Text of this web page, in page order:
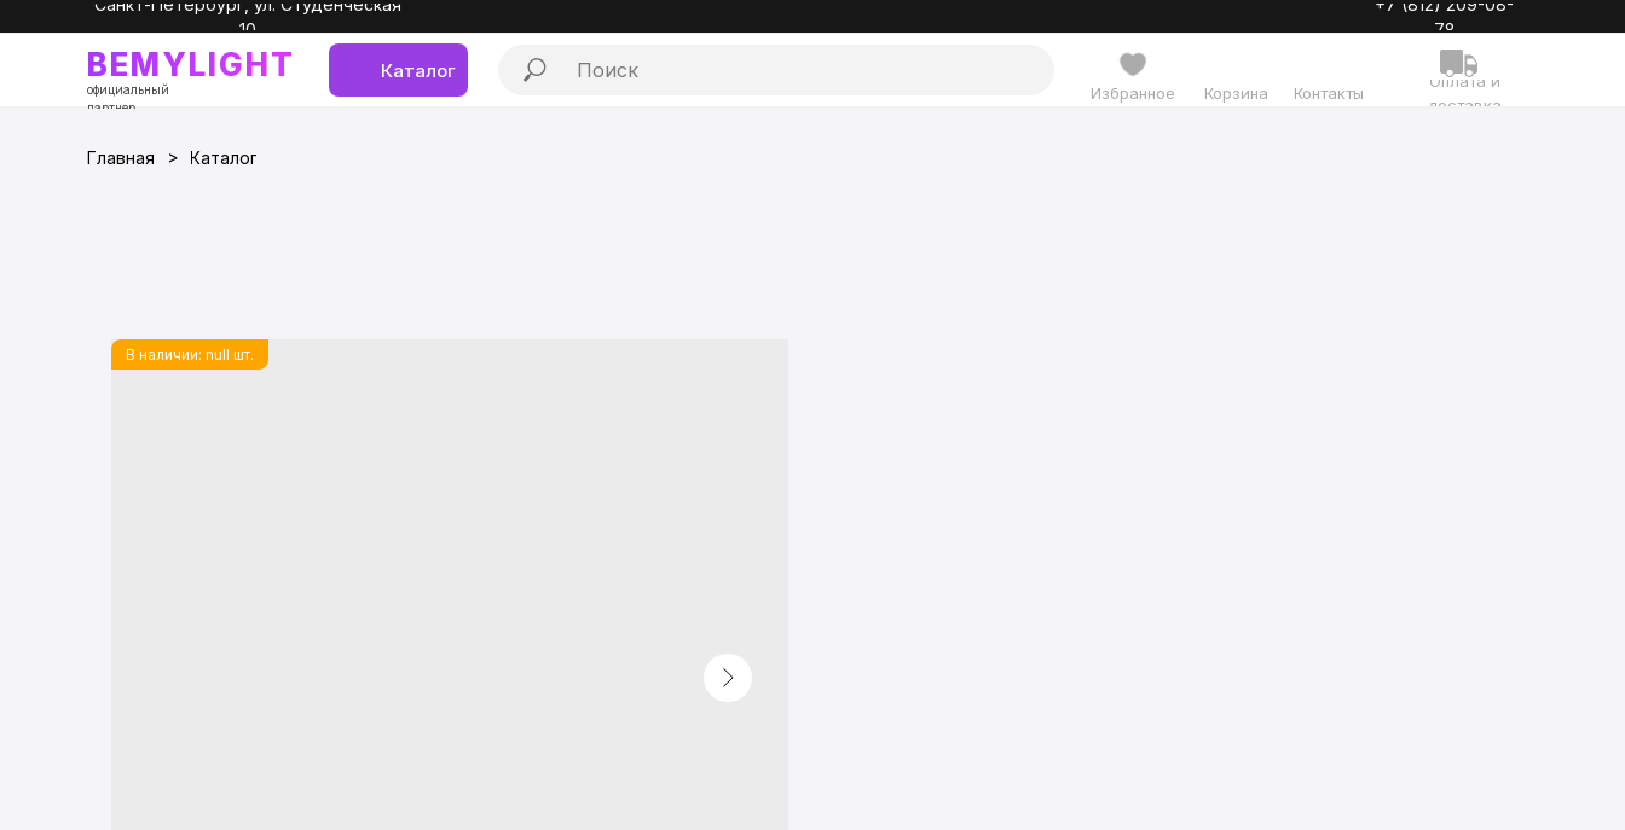
официальный
партнер
Оплата и
доставка
Контакты
Избранное
Каталог
BEMYLIGHT
Корзина
+7 (812) 209-08-
78
Санкт-Петербург, ул. Студенческая
10
Каталог
Главная >